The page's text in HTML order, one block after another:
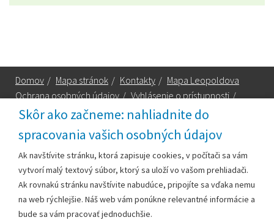
Skôr ako začneme: nahliadnite do
spracovania vašich osobných údajov
Ak navštívite stránku, ktorá zapisuje cookies, v počítači sa vám
vytvorí malý textový súbor, ktorý sa uloží vo vašom prehliadači.
Ak rovnakú stránku navštívite nabudúce, pripojíte sa vďaka nemu
na web rýchlejšie. Náš web vám ponúkne relevantné informácie a
bude sa vám pracovať jednoduchšie.
Domov / Mapa stránok / Kontakty / Mapa Leopoldova
Ochrana osobných údajov / Vyhlásenie o prístupnosti /
Technická podpora
Mestský úrad Leopoldov
Hlohovská cesta 1818/2A
920 41 Leopoldov